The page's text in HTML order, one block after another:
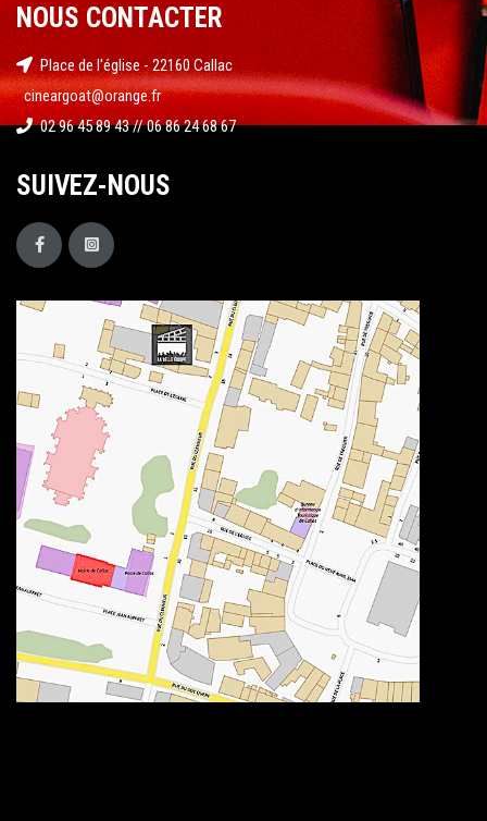
NOUS CONTACTER
Place de l'église - 22160 Callac
cineargoat@orange.fr
02 96 45 89 43 // 06 86 24 68 67
SUIVEZ-NOUS